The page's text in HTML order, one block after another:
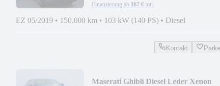
Finanzierung ab 167 € mtl.
EZ 05/2019 • 150.000 km • 103 kW (140 PS) • Diesel
Kontakt
Maserati Ghibli Diesel Leder Xenon